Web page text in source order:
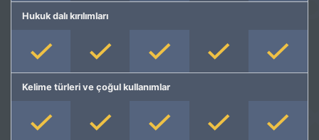
Hukuk dalı kırılımları
Kelime türleri ve çoğul kullanımlar